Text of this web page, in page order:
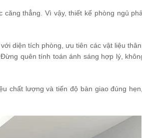
thẳng. Vì vậy, thiết kế phòng ngủ
diện tích phòng, ưu tiên các vật liệu
quên tính toán ánh sáng hợp lý,
chất lượng và tiến độ bàn giao đúng